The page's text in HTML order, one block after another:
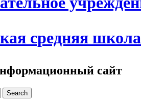
средняя
сайт